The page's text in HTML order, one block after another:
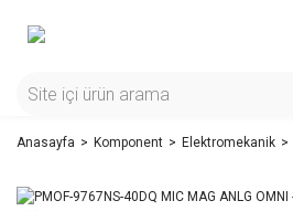
Anasayfa Komponent Elektromekanik